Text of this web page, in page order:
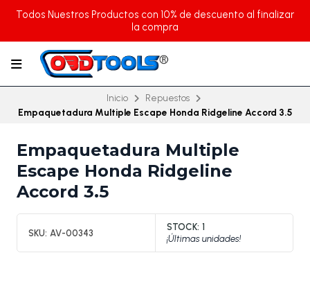
Todos Nuestros Productos con 10% de descuento al finalizar
la compra
Inicio
Repuestos
Empaquetadura Multiple Escape Honda Ridgeline Accord 3.5
Empaquetadura Multiple
Escape Honda Ridgeline
Accord 3.5
SKU: AV-00343
STOCK: 1
¡Últimas unidades!